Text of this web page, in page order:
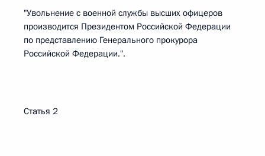
"Увольнение с военной службы высших офицеров
производится Президентом Российской Федерации
по представлению Генерального прокурора
Российской Федерации.".
Статья 2